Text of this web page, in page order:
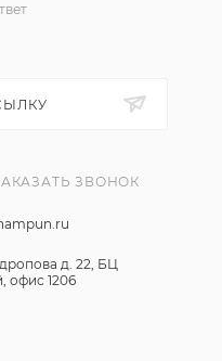
ЗВОНОК
д. 22, БЦ
офис 1206